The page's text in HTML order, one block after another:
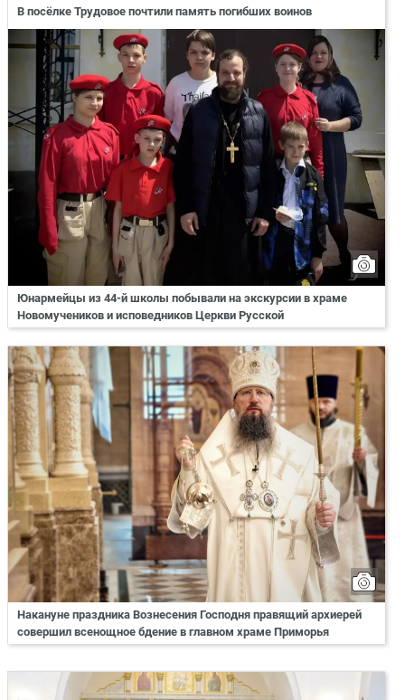
В посёлке Трудовое почтили память погибших воинов
Юнармейцы из 44-й школы побывали на экскурсии в храме
Новомучеников и исповедников Церкви Русской
Накануне праздника Вознесения Господня правящий архиерей
совершил всенощное бдение в главном храме Приморья